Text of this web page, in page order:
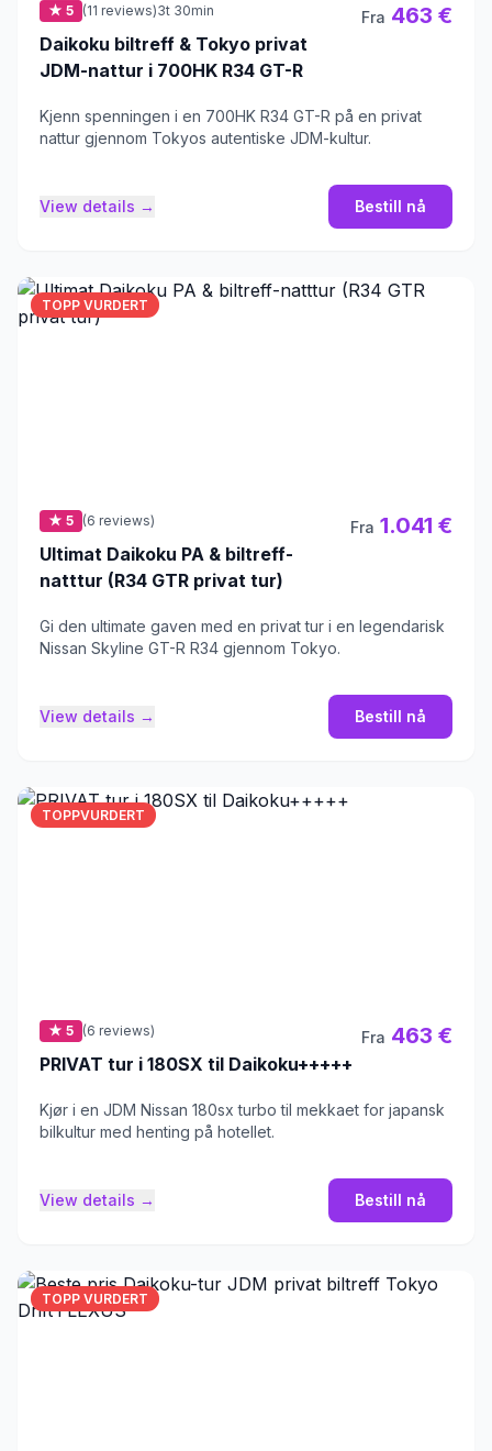
★ 5 (11 reviews)3t 30min
Daikoku biltreff & Tokyo privat
JDM-nattur i 700HK R34 GT-R
Fra 463 €
Kjenn spenningen i en 700HK R34 GT-R på en privat
nattur gjennom Tokyos autentiske JDM-kultur.
View details → Bestill nå
TOPP VURDERT
★ 5 (6 reviews)
Ultimat Daikoku PA & biltreff-
natttur (R34 GTR privat tur)
Fra 1.041 €
Gi den ultimate gaven med en privat tur i en legendarisk
Nissan Skyline GT-R R34 gjennom Tokyo.
View details → Bestill nå
TOPPVURDERT
★ 5 (6 reviews)
PRIVAT tur i 180SX til Daikoku+++++
Fra 463 €
Kjør i en JDM Nissan 180sx turbo til mekkaet for japansk
bilkultur med henting på hotellet.
View details → Bestill nå
TOPP VURDERT